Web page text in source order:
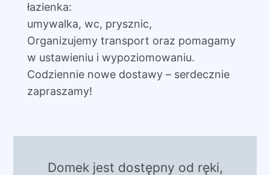
łazienka:
umywalka, wc, prysznic,
Organizujemy transport oraz pomagamy
w ustawieniu i wypoziomowaniu.
Codziennie nowe dostawy – serdecznie
zapraszamy!
Domek jest dostępny od ręki,